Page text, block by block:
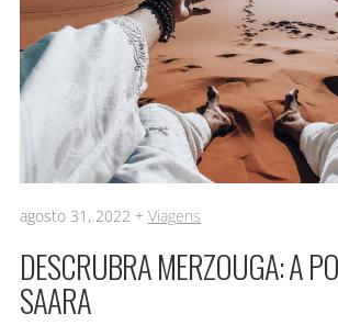
agosto 31, 2022 + Viagens
DESCRUBRA MERZOUGA: A
SAARA